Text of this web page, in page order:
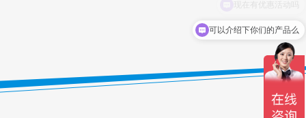
可以介绍下你们的产品么